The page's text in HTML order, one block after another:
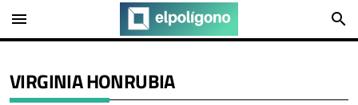
menu search
VIRGINIA HONRUBIA